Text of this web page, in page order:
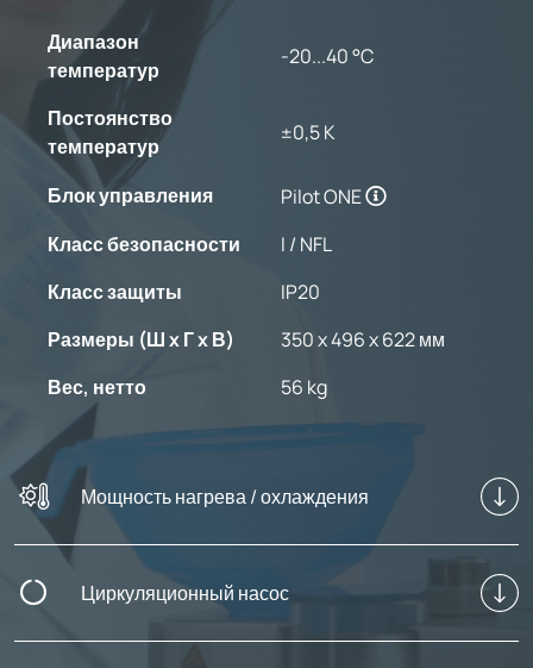
Диапазон
температур
-20...40 °C
Постоянство
температур
±0,5 K
Блок управления
Pilot ONE
Класс безопасности
I / NFL
Класс защиты
IP20
Размеры (Ш x Г x В)
350 x 496 x 622 мм
Вес, нетто
56 kg
Мощность нагрева / охлаждения
Циркуляционный насос